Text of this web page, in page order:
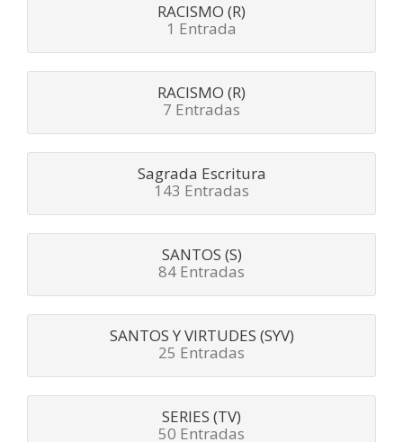
RACISMO (R)
1 Entrada
RACISMO (R)
7 Entradas
Sagrada Escritura
143 Entradas
SANTOS (S)
84 Entradas
SANTOS Y VIRTUDES (SYV)
25 Entradas
SERIES (TV)
50 Entradas